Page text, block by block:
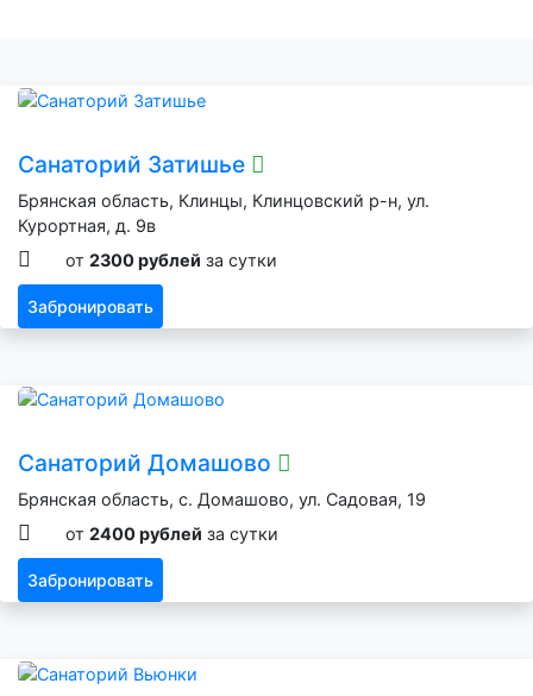
Санаторий Затишье
Брянская область, Клинцы, Клинцовский р-н, ул.
Курортная, д. 9в
от 2300 рублей за сутки
Забронировать
Санаторий Домашово
Брянская область, с. Домашово, ул. Садовая, 19
от 2400 рублей за сутки
Забронировать